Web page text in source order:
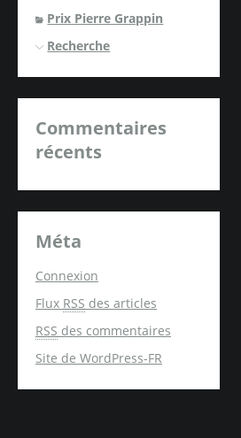
Prix Pierre Grappin
Recherche
Commentaires
récents
Méta
Connexion
Flux RSS des articles
RSS des commentaires
Site de WordPress-FR